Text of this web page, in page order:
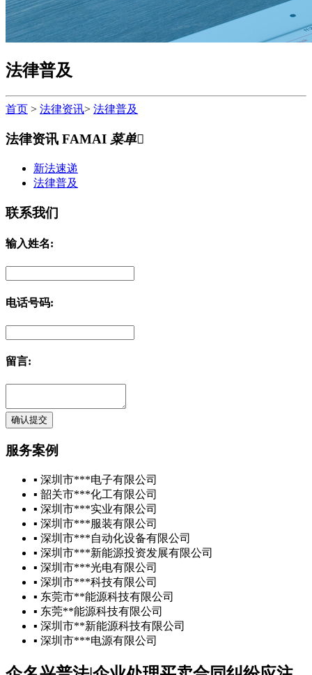
法律普及
首页 > 法律资讯> 法律普及
法律资讯 FAMAI 菜单
新法速递
法律普及
联系我们
输入姓名:
电话号码:
留言:
确认提交
服务案例
▪ 深圳市***电子有限公司
▪ 韶关市***化工有限公司
▪ 深圳市***实业有限公司
▪ 深圳市***服装有限公司
▪ 深圳市***自动化设备有限公司
▪ 深圳市***新能源投资发展有限公司
▪ 深圳市***光电有限公司
▪ 深圳市***科技有限公司
▪ 东莞市**能源科技有限公司
▪ 东莞**能源科技有限公司
▪ 深圳市**新能源科技有限公司
▪ 深圳市***电源有限公司